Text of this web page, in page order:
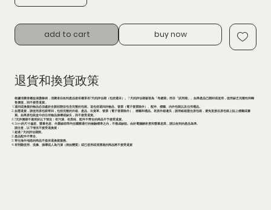
add to cart buy now
退貨和換貨政策
根據消費者權益保護條例，消費者在收到產品後有權享有7天的評估期（包括週末）。 7 天的評估期被視為「考慮期」而非「試用期」。如果產品已開封或使用，從而缺乏完整性和轉
售價值，則不接受退貨。
退回或換貨的物品必須處於全新狀態並包含完整的包裝。這包括退回的物品、發票（電子發票除外）、配件、標籤、內外包裝以及任何禮品。
如需退貨，請使用原包裝寄回，包括完整的外箱、產品、出貨單、發票（電子發票除外）、標籤和禮品。若原外箱遺失，請用紙箱蓋住原包裝，避免直接在原包裝上貼上標籤或書
寫。如果原包裝盒中的任何物品損壞或缺失，則不接受退貨。
7天評價期不適用於以下情況：有污漬、有異味、配件不齊全的商品不予接受退貨。
2cm的尺寸偏差、螢幕色差、外露線頭等均在國際通行的檢驗標準之內，不構成缺陷。由於電腦解析度和螢幕差異，請以收到的產品為準。
請注意，以下情況不接受退換貨：
超過 7 天的評估期限。
產品配件不齊全。
寄往海外地區的商品不提供退換貨服務。
有明顯使用、洗滌、損壞或人為污漬（例如變質）或已使用或清潔過的商品將不接受退貨